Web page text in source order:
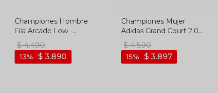
Championes Hombre
Fila Arcade Low -
Blanco
$ 4.490
$ 3.890
13
Championes Mujer
Adidas Grand Court 2.0 -
Plata-negro
$ 4.590
$ 3.897
15